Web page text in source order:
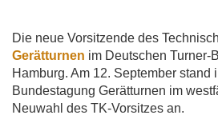
Die neue Vorsitzende des
Gerätturnen im Deutschen Turner-
Hamburg. Am 12. September stand
Bundestagung Gerätturnen im
Neuwahl des TK-Vorsitzes an.